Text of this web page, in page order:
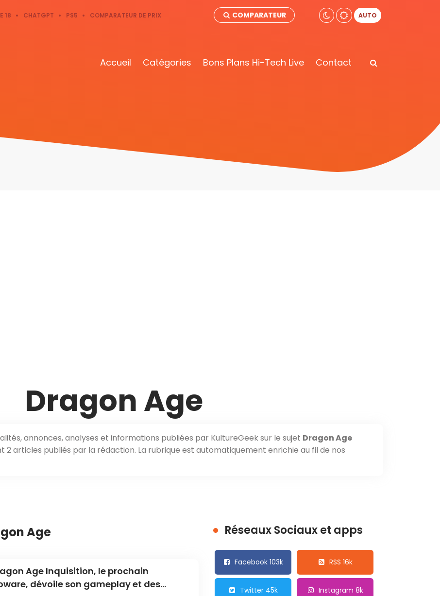
18 CHATGPT PS5 COMPARATEUR DE PRIX COMPARATEUR AUTO
Accueil Catégories Bons Plans Hi-Tech Live Contact
Dragon Age
annonces, analyses et informations publiées par KultureGeek sur le sujet Dragon Age
articles publiés par la rédaction. La rubrique est automatiquement enrichie au fil de nos
Age
Age Inquisition, le prochain
dévoile son gameplay et des
Réseaux Sociaux et apps
Facebook 103k RSS 16k
Twitter 45k Instagram 8k